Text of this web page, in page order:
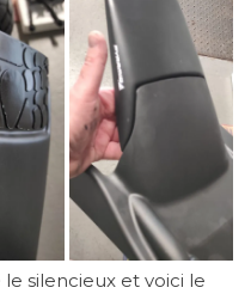
silencieux et voici le